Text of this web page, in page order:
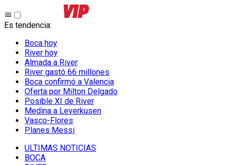
Es tendencia:
Boca hoy
River hoy
Almada a River
River gastó 66 millones
Boca confirmó a Valencia
Oferta por Milton Delgado
Posible XI de River
Medina a Leverkusen
Vasco-Flores
Planes Messi
ULTIMAS NOTICIAS
BOCA